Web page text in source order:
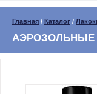
Главная / Каталог /
АЭРОЗОЛЬНЫЕ